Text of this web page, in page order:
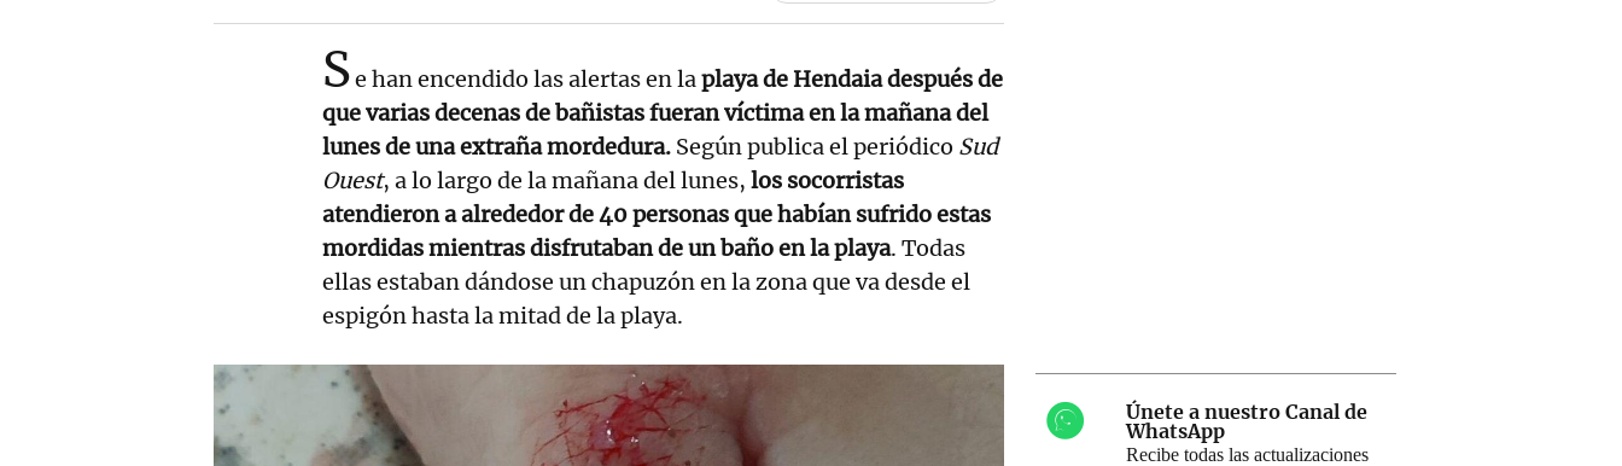
Se han encendido las alertas en laplaya de Hendaia después de
que varias decenas de bañistas fueran víctima en la mañana del
lunes de una extraña mordedura. Según publica el periódico Sud
Ouest, a lo largo de la mañana del lunes, los socorristas
atendieron a alrededor de 40 personas que habían sufrido estas
mordidas mientras disfrutaban de un baño en la playa. Todas
ellas estaban dándose un chapuzón en la zona que va desde el
espigón hasta la mitad de la playa.
Únete a nuestro Canal de
WhatsApp
Recibe todas las actualizaciones